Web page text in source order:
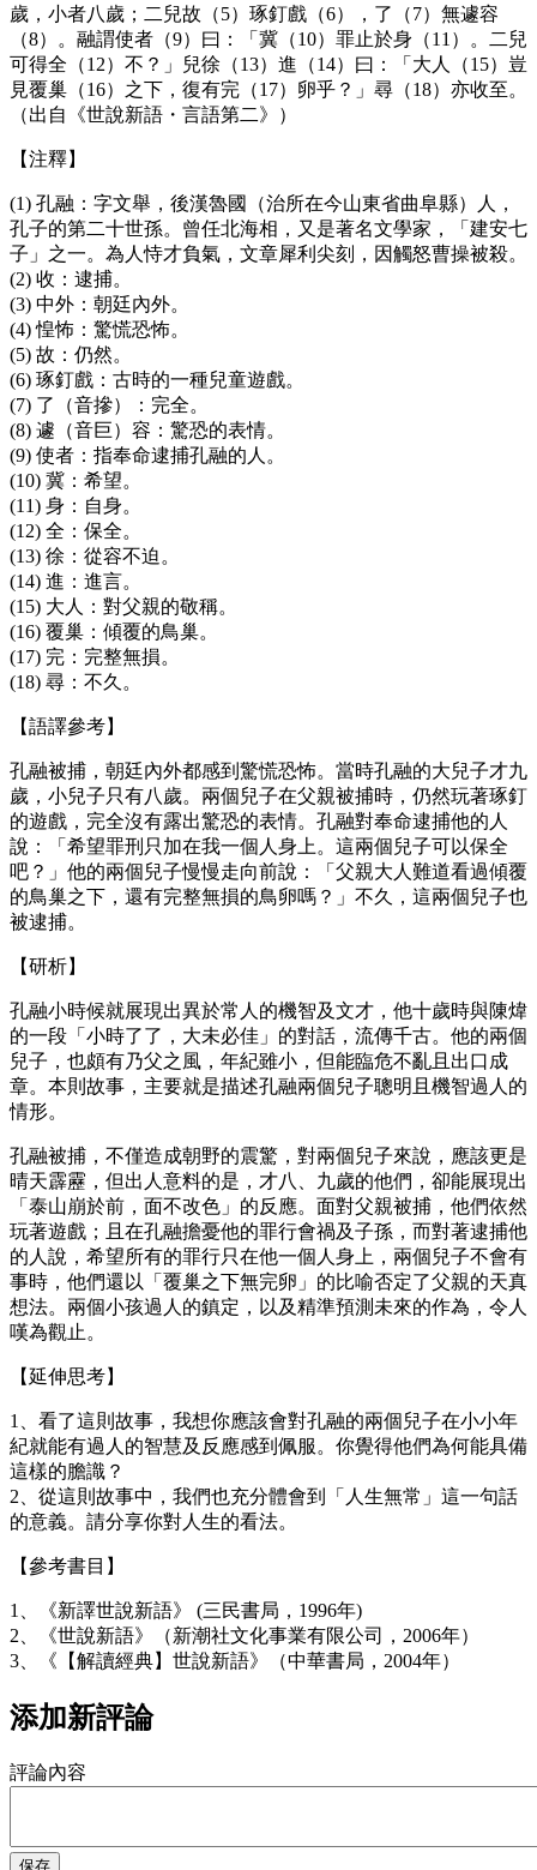
歲，小者八歲；二兒故（5）琢釘戲（6），了（7）無遽容
（8）。融謂使者（9）曰：「冀（10）罪止於身（11）。二兒
可得全（12）不？」兒徐（13）進（14）曰：「大人（15）豈
見覆巢（16）之下，復有完（17）卵乎？」尋（18）亦收至。
（出自《世說新語・言語第二》）
【注釋】
(1) 孔融：字文舉，後漢魯國（治所在今山東省曲阜縣）人，
孔子的第二十世孫。曾任北海相，又是著名文學家，「建安七
子」之一。為人恃才負氣，文章犀利尖刻，因觸怒曹操被殺。
(2) 收：逮捕。
(3) 中外：朝廷內外。
(4) 惶怖：驚慌恐怖。
(5) 故：仍然。
(6) 琢釘戲：古時的一種兒童遊戲。
(7) 了（音摻）：完全。
(8) 遽（音巨）容：驚恐的表情。
(9) 使者：指奉命逮捕孔融的人。
(10) 冀：希望。
(11) 身：自身。
(12) 全：保全。
(13) 徐：從容不迫。
(14) 進：進言。
(15) 大人：對父親的敬稱。
(16) 覆巢：傾覆的鳥巢。
(17) 完：完整無損。
(18) 尋：不久。
【語譯參考】
孔融被捕，朝廷內外都感到驚慌恐怖。當時孔融的大兒子才九
歲，小兒子只有八歲。兩個兒子在父親被捕時，仍然玩著琢釘
的遊戲，完全沒有露出驚恐的表情。孔融對奉命逮捕他的人
說：「希望罪刑只加在我一個人身上。這兩個兒子可以保全
吧？」他的兩個兒子慢慢走向前說：「父親大人難道看過傾覆
的鳥巢之下，還有完整無損的鳥卵嗎？」不久，這兩個兒子也
被逮捕。
【研析】
孔融小時候就展現出異於常人的機智及文才，他十歲時與陳煒
的一段「小時了了，大未必佳」的對話，流傳千古。他的兩個
兒子，也頗有乃父之風，年紀雖小，但能臨危不亂且出口成
章。本則故事，主要就是描述孔融兩個兒子聰明且機智過人的
情形。
孔融被捕，不僅造成朝野的震驚，對兩個兒子來說，應該更是
晴天霹靂，但出人意料的是，才八、九歲的他們，卻能展現出
「泰山崩於前，面不改色」的反應。面對父親被捕，他們依然
玩著遊戲；且在孔融擔憂他的罪行會禍及子孫，而對著逮捕他
的人說，希望所有的罪行只在他一個人身上，兩個兒子不會有
事時，他們還以「覆巢之下無完卵」的比喻否定了父親的天真
想法。兩個小孩過人的鎮定，以及精準預測未來的作為，令人
嘆為觀止。
【延伸思考】
1、看了這則故事，我想你應該會對孔融的兩個兒子在小小年
紀就能有過人的智慧及反應感到佩服。你覺得他們為何能具備
這樣的膽識？
2、從這則故事中，我們也充分體會到「人生無常」這一句話
的意義。請分享你對人生的看法。
【參考書目】
1、《新譯世說新語》 (三民書局，1996年)
2、《世說新語》（新潮社文化事業有限公司，2006年）
3、《【解讀經典】世說新語》（中華書局，2004年）
添加新評論
評論內容
保存